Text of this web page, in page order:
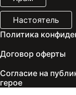
Настоятель
Политика
Договор оферты
Согласие на
герое